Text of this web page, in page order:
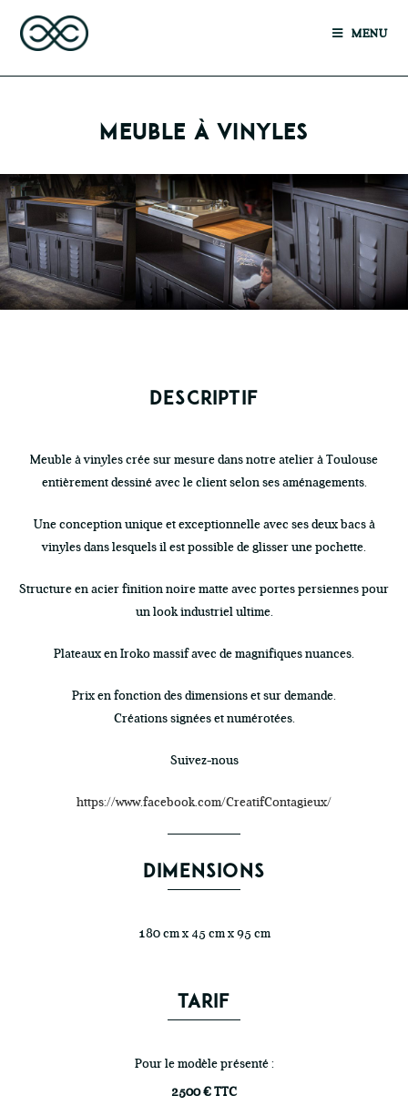
MENU
MEUBLE À VINYLES
DESCRIPTIF
Meuble à vinyles crée sur mesure dans notre atelier à Toulouse
entièrement dessiné avec le client selon ses aménagements.
Une conception unique et exceptionnelle avec ses deux bacs à
vinyles dans lesquels il est possible de glisser une pochette.
Structure en acier finition noire matte avec portes persiennes pour
un look industriel ultime.
Plateaux en Iroko massif avec de magnifiques nuances.
Prix en fonction des dimensions et sur demande.
Créations signées et numérotées.
Suivez-nous
https://www.facebook.com/CreatifContagieux/
DIMENSIONS
180 cm x 45 cm x 95 cm
TARIF
Pour le modèle présenté :
2500 € TTC